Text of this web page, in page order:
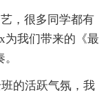
，很多同学都有
为我们带来的《最
的活跃气氛，我